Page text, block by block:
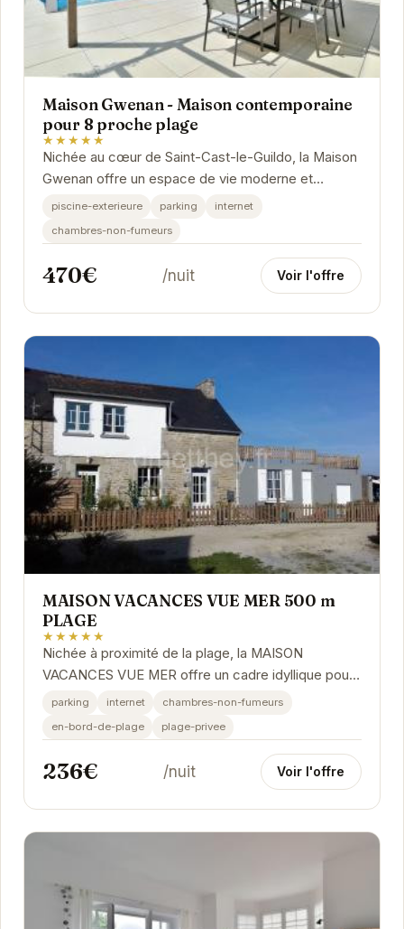
Maison Gwenan - Maison contemporaine
pour 8 proche plage
★★★★★
Nichée au cœur de Saint-Cast-le-Guildo, la Maison
Gwenan offre un espace de vie moderne et
confortable, idéal pour des vacances relaxantes.
piscine-exterieure parking
internet
chambres-non-fumeurs
470€ /nuit Voir l'offre
MAISON VACANCES VUE MER 500 m
PLAGE
★★★★★
Nichée à proximité de la plage, la MAISON
VACANCES VUE MER offre un cadre idyllique pour
des vacances en famille ou entre amis. Ses
parking internet
chambres-non-fumeurs
en-bord-de-plage
plage-privee
236€ /nuit Voir l'offre